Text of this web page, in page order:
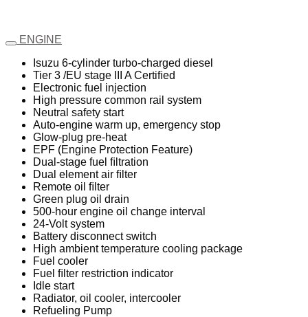
ENGINE
Isuzu 6-cylinder turbo-charged diesel
Tier 3 /EU stage III A Certiﬁed
Electronic fuel injection
High pressure common rail system
Neutral safety start
Auto-engine warm up, emergency stop
Glow-plug pre-heat
EPF (Engine Protection Feature)
Dual-stage fuel ﬁltration
Dual element air ﬁlter
Remote oil ﬁlter
Green plug oil drain
500-hour engine oil change interval
24-Volt system
Battery disconnect switch
High ambient temperature cooling package
Fuel cooler
Fuel ﬁlter restriction indicator
Idle start
Radiator, oil cooler, intercooler
Refueling Pump